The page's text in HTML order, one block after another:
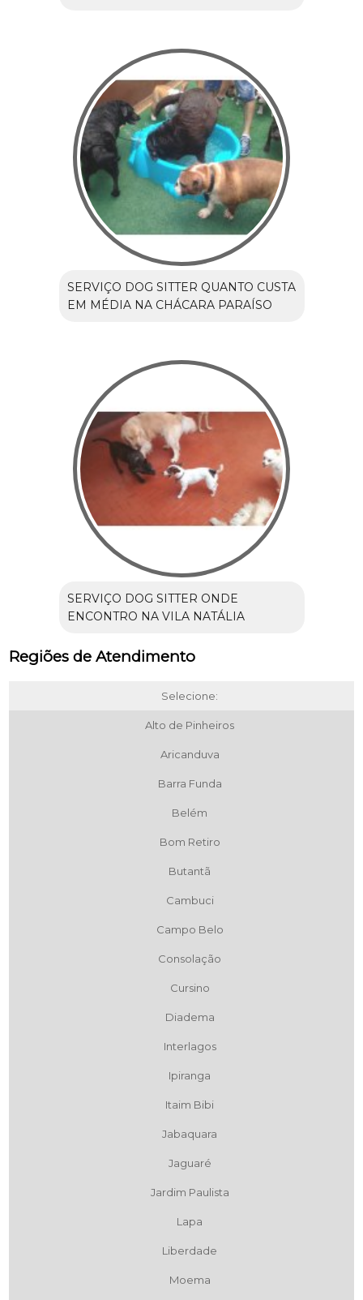
SERVIÇO DOG SITTER QUANTO CUSTA
EM MÉDIA NA CHÁCARA PARAÍSO
SERVIÇO DOG SITTER ONDE
ENCONTRO NA VILA NATÁLIA
Regiões de Atendimento
Selecione:
Alto de Pinheiros
Aricanduva
Barra Funda
Belém
Bom Retiro
Butantã
Cambuci
Campo Belo
Consolação
Cursino
Diadema
Interlagos
Ipiranga
Itaim Bibi
Jabaquara
Jaguaré
Jardim Paulista
Lapa
Liberdade
Moema